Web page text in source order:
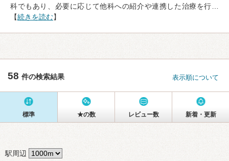
科でもあり、必要に応じて他科への紹介や連携した治療を行…
【続きを読む】
58 件の検索結果 表示順について
標準 ★の数 レビュー数 新着・更新
駅周辺